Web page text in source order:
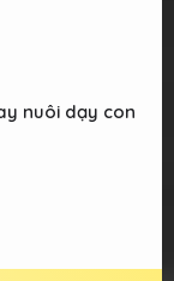
nuôi dạy con